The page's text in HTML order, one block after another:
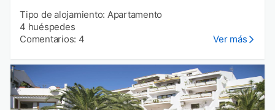
Tipo de alojamiento: Apartamento
4 huéspedes
Comentarios: 4
Ver más